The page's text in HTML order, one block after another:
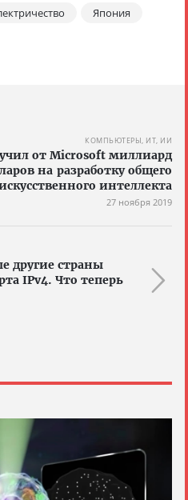
Япония
КОМПЬЮТЕРЫ, ИТ, ИИ
от Microsoft миллиард
на разработку общего
интеллекта
27 ноября 2019
другие страны
IPv4. Что теперь